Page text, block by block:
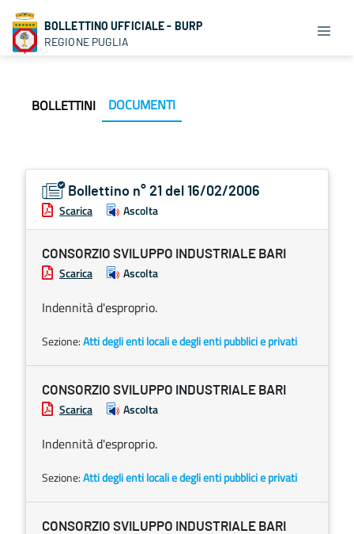
BOLLETTINO UFFICIALE - BURP
REGIONE PUGLIA
BOLLETTINI DOCUMENTI
Bollettino n° 21 del 16/02/2006
Scarica Ascolta
CONSORZIO SVILUPPO INDUSTRIALE BARI
Scarica Ascolta
Indennità d'esproprio.
Sezione:Atti degli enti locali e degli enti pubblici e privati
CONSORZIO SVILUPPO INDUSTRIALE BARI
Scarica Ascolta
Indennità d'esproprio.
Sezione:Atti degli enti locali e degli enti pubblici e privati
CONSORZIO SVILUPPO INDUSTRIALE BARI